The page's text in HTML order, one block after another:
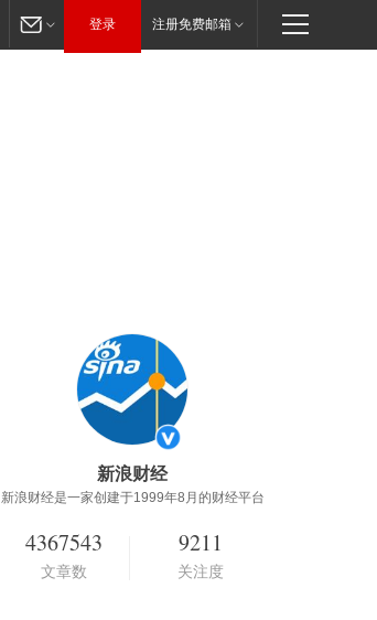
登录 注册免费邮箱
新浪财经
新浪财经是一家创建于1999年8月的财经平台
4367543
文章数
9211
关注度